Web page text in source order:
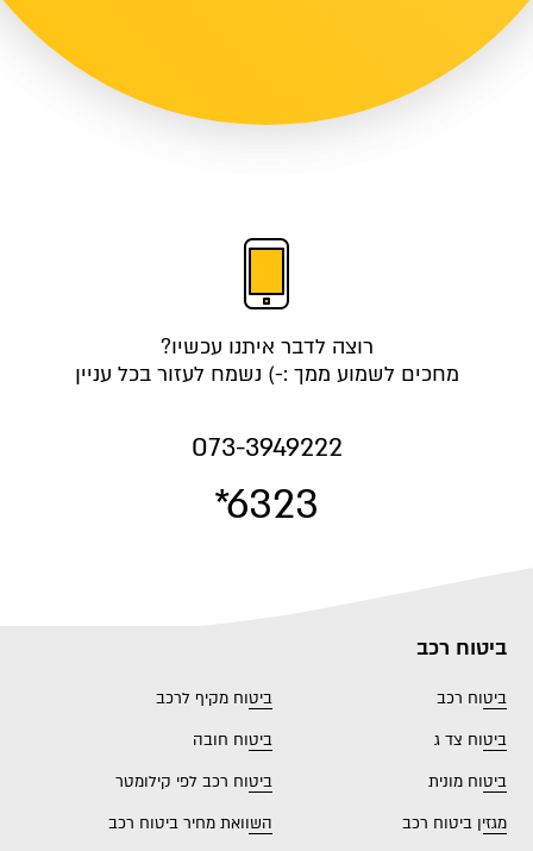
רוצה לדבר איתנו עכשיו?
מחכים לשמוע ממך :-) נשמח לעזור בכל עניין
073-3949222
*6323
ביטוח רכב
ביטוח רכב
ביטוח מקיף לרכב
ביטוח צד ג
ביטוח חובה
ביטוח מונית
ביטוח רכב לפי קילומטר
מגזין ביטוח רכב
השוואת מחיר ביטוח רכב